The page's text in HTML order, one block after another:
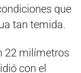
que
tan temida.
22 milímetros
con el